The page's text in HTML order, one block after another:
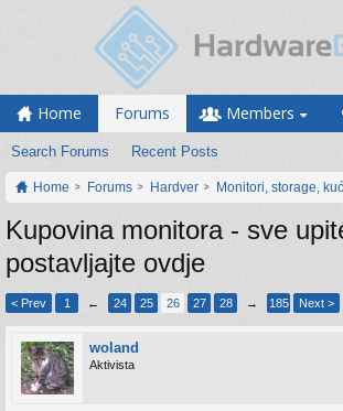
Home Forums
Search Forums Recent Posts
Members
Home Forums Hardver Monitori, storage,
Kupovina monitora - sve
postavljajte ovdje
< Prev 1 ← 24 25 26 27 28 → 185 Next >
woland
Aktivista